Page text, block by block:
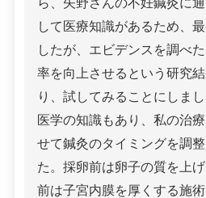
して医療知識があるため、
したが、エビデンスを調べ
率を向上させるという研究
り、試してみることにしま
医学の知識もあり、私の治
せて鍼灸のタイミングを調
た。採卵前は卵子の質を上
前は子宮内膜を厚くする施